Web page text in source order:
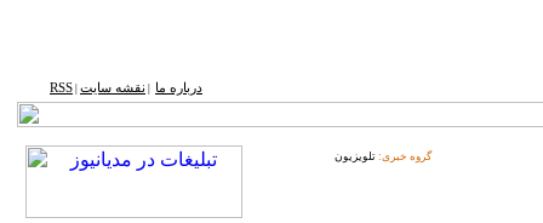
درباره ما نقشه ‌سایت RSS
گروه خبری: تلویزیون